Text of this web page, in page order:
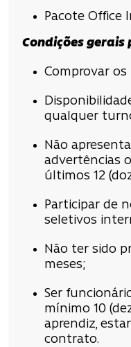
Pacote Office
Condições gerais
Comprovar
qualquer
Não
advertências
últimos 12
Participar de
seletivos
Não ter sido
meses;
Ser
mínimo 10
aprendiz,
contrato.